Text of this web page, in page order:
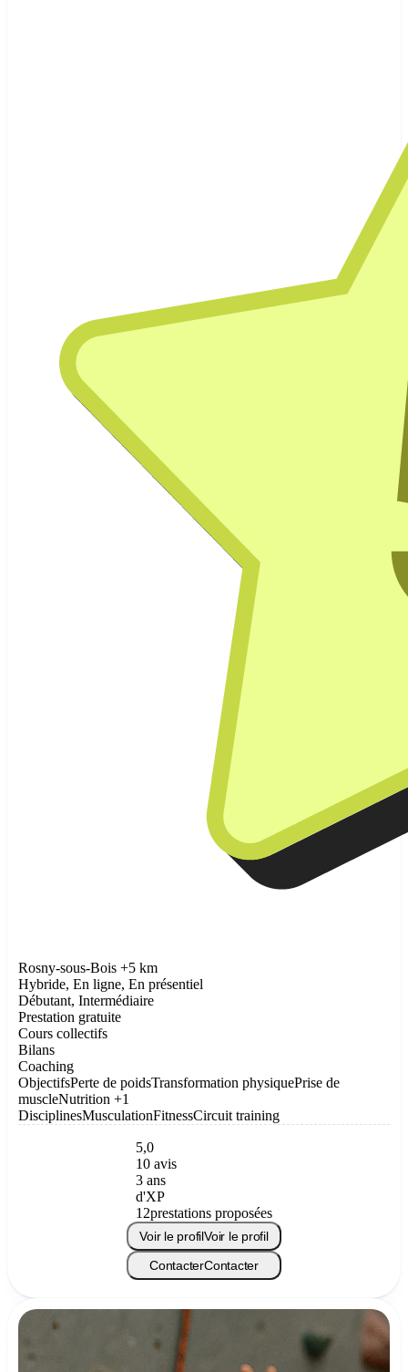
Rosny-sous-Bois +5 km
Hybride, En ligne, En présentiel
Débutant, Intermédiaire
Prestation gratuite
Cours collectifs
Bilans
Coaching
ObjectifsPerte de poidsTransformation physiquePrise de
muscleNutrition +1
DisciplinesMusculationFitnessCircuit training
5,0
10 avis
3 ans
d'XP
12prestations proposées
Voir le profilVoir le profil
ContacterContacter